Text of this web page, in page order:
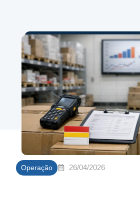
Operação 26/04/2026